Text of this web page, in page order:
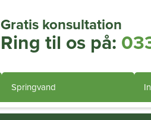
Gratis konsultation
Ring til os på:
Springvand